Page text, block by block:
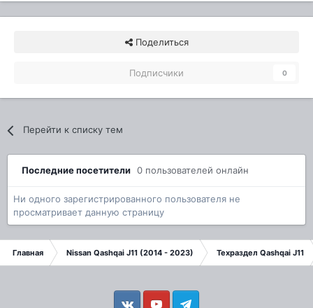
Поделиться
Подписчики 0
Перейти к списку тем
Последние посетители 0 пользователей онлайн
Ни одного зарегистрированного пользователя не
просматривает данную страницу
Главная Nissan Qashqai J11 (2014 - 2023) Техраздел Qashqai J11